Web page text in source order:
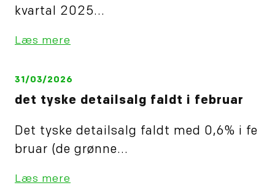
kvartal 2025...
Læs mere
31/03/2026
det tyske detailsalg faldt i februar
Det tyske detailsalg faldt med 0,6% i fe
bruar (de grønne...
Læs mere